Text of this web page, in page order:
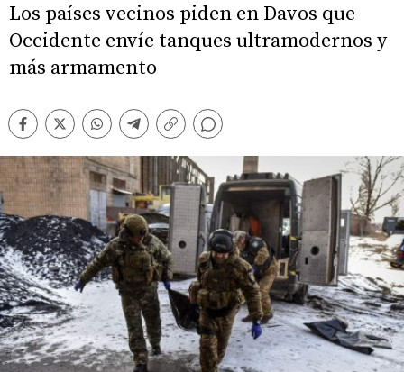
Los países vecinos piden en Davos que
Occidente envíe tanques ultramodernos y
más armamento
Facebook
TwitterWhatsappTelegram
Copiar
Comentarios